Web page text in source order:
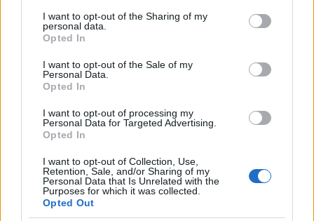
I want to opt-out of the Sharing of my
personal data.
Opted In
I want to opt-out of the Sale of my
Personal Data.
Opted In
I want to opt-out of processing my
Personal Data for Targeted Advertising.
Opted In
I want to opt-out of Collection, Use,
Retention, Sale, and/or Sharing of my
Personal Data that Is Unrelated with the
Purposes for which it was collected.
Opted Out
BOSNA I HERCEGOVINA
14.11.16. 09:10
Saznaj više